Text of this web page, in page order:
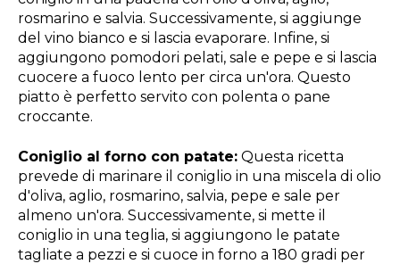
rosmarino e salvia. Successivamente, si aggiunge
del vino bianco e si lascia evaporare. Infine, si
aggiungono pomodori pelati, sale e pepe e si lascia
cuocere a fuoco lento per circa un'ora. Questo
piatto è perfetto servito con polenta o pane
croccante.
Coniglio al forno con patate: Questa ricetta
prevede di marinare il coniglio in una miscela di olio
d'oliva, aglio, rosmarino, salvia, pepe e sale per
almeno un'ora. Successivamente, si mette il
coniglio in una teglia, si aggiungono le patate
tagliate a pezzi e si cuoce in forno a 180 gradi per